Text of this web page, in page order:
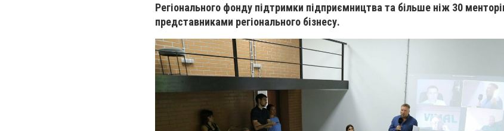
Регіонального фонду підтримки підприємництва та більше ніж 30 ментор
представниками регіонального бізнесу.